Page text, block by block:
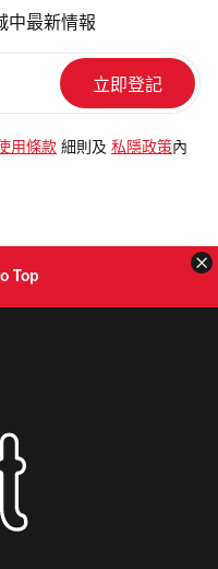
中最新情報
用條款 細則及 私隱政策 內
Top